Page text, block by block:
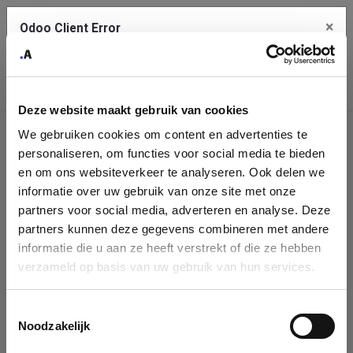
Deze website maakt gebruik van cookies
We gebruiken cookies om content en advertenties te
personaliseren, om functies voor social media te bieden
en om ons websiteverkeer te analyseren. Ook delen we
informatie over uw gebruik van onze site met onze
partners voor social media, adverteren en analyse. Deze
partners kunnen deze gegevens combineren met andere
informatie die u aan ze heeft verstrekt of die ze hebben
verzameld op basis van uw gebruik van hun services.
Noodzakelijk
Company
Identification
Please fill in your company details
You can search a company in our database by name, VAT or
enterprise ID. When a company is selected it will auto-complete the
form. If you don't find your company in our database, you can create
Odoo Client Error ×
service.
See details
Ok